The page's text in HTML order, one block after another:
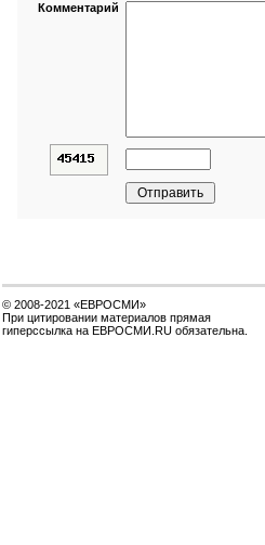
Комментарий
© 2008-2021 «ЕВРОСМИ»
При цитировании материалов прямая
гиперссылка на ЕВРОСМИ.RU обязательна.